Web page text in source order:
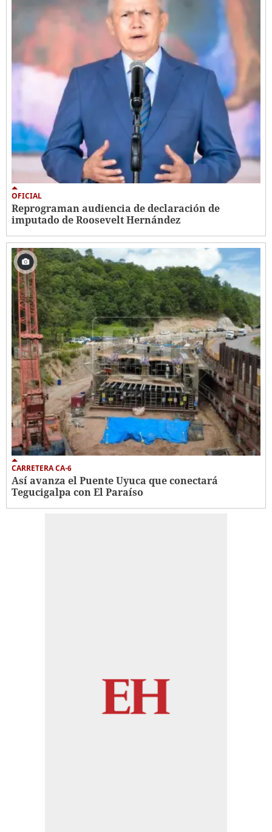
OFICIAL
Reprograman audiencia de declaración de
imputado de Roosevelt Hernández
CARRETERA CA-6
Así avanza el Puente Uyuca que conectará
Tegucigalpa con El Paraíso